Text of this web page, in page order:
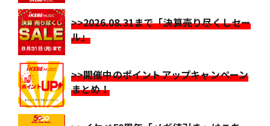
>>2026.08.31まで「決算売り尽くしセー
ル」
>>開催中のポイントアップキャンペーン
まとめ！